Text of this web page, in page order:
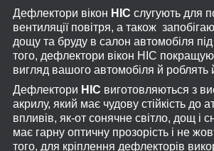
Дефлектори вікон HIC слугують для
вентиляції повітря, а також
дощу та бруду в салон автомобіля під
того, дефлектори вікон HIC
вигляд вашого автомобіля й роблять
Дефлектори HIC виготовляються з
акрилу, який має чудову стійкість до
впливів, як-от сонячне світло, дощ і
має гарну оптичну прозорість і не
того, для кріплення дефлекторів